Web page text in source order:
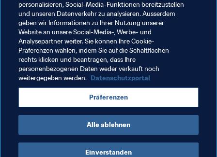
Organisation von Turnieren Innovation
Organisation
FIFA Fussball-Weltmeisterschaft 2026™ USA
Concacaf Mexico Canada
Innovation
personalisieren, Social-Media-Funktionen bereitzustellen
und unseren Datenverkehr zu analysieren. Ausserdem
geben wir Informationen zu Ihrer Nutzung unserer
Website an unsere Social-Media-, Werbe- und
Analysepartner weiter. Sie können Ihre Cookie-
Präferenzen wählen, indem Sie auf die Schaltflächen
rechts klicken und beantragen, dass Ihre
personenbezogenen Daten weder verkauft noch
weitergegeben werden. Datenschutzportal
Präferenzen
Alle ablehnen
Einverstanden